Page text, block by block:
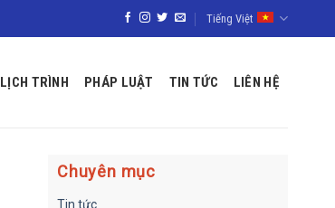
Tiếng Việt
LỊCH TRÌNH PHÁP LUẬT TIN TỨC LIÊN HỆ
Chuyên mục
Tin tức